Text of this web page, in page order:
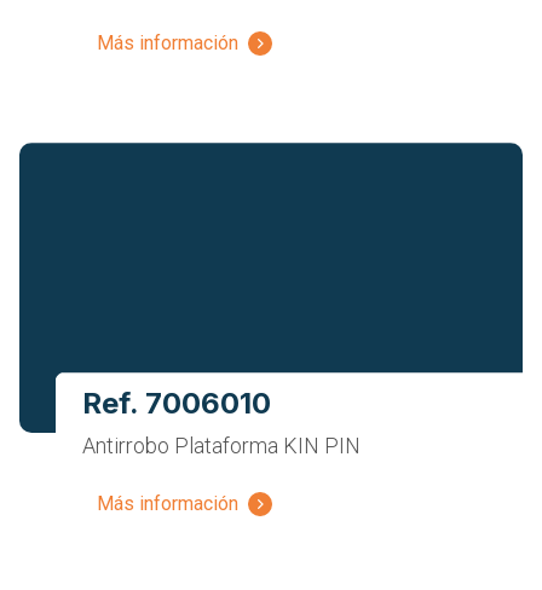
Más información
Ref. 7006010
Antirrobo Plataforma KIN PIN
Más información